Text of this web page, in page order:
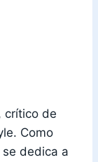
crítico de
Como
dedica a